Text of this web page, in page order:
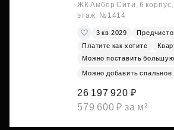
ЖК Амбер Сити, 6 корпус,
этаж, №1414
3 кв 2029
Платите как хотите
Можно поставить
Можно добавить спальное
26 197 920 ₽
579 600 ₽ за м²